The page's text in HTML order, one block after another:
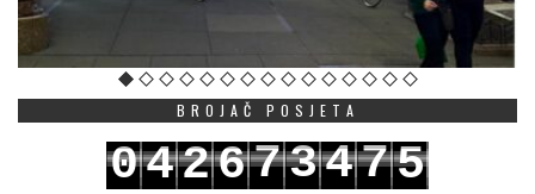
BROJAČ POSJETA
042673475